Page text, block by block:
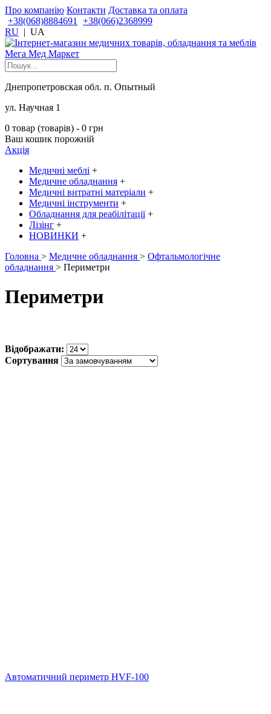
Про компанію Контакти Доставка та оплата
+38(068)8884691
+38(066)2368999
RU | UA
Днепропетровская обл. п. Опытный
ул. Научная 1
0 товар (товарів) - 0 грн
Ваш кошик порожній
Акція
Медичні меблі +
Медичне обладнання +
Медичні витратні матеріали +
Медичні інструменти +
Обладнання для реабілітації +
Лізінг +
НОВИНКИ +
Головна > Медичне обладнання > Офтальмологічне
обладнання > Периметри
Периметри
Відображати:
Сортування
Автоматичний периметр HVF-100